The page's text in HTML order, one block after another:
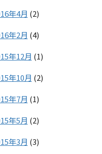
年4月 (2)
年2月 (4)
年12月 (1)
年10月 (2)
年7月 (1)
年5月 (2)
年3月 (3)